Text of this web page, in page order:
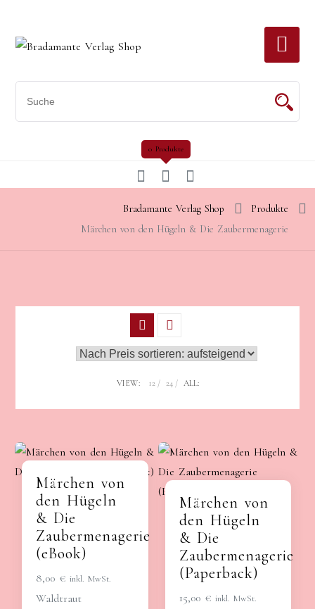
content
0 Produkte
Bradamante Verlag Shop
Produkte
Märchen von den Hügeln & Die Zaubermenagerie
VIEW: 12 24 ALL:
Märchen von
den Hügeln
& Die
Zaubermenagerie
(eBook)
8,00 € inkl. MwSt.
Waldtraut
Märchen von
den Hügeln
& Die
Zaubermenagerie
(Paperback)
15,00 € inkl. MwSt.